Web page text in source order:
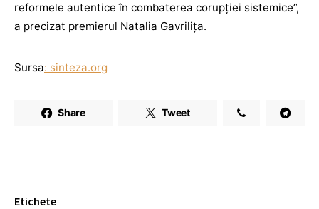
reformele autentice în combaterea corupției sistemice”,
a precizat premierul Natalia Gavrilița.
Sursa: sinteza.org
Share Tweet
Etichete